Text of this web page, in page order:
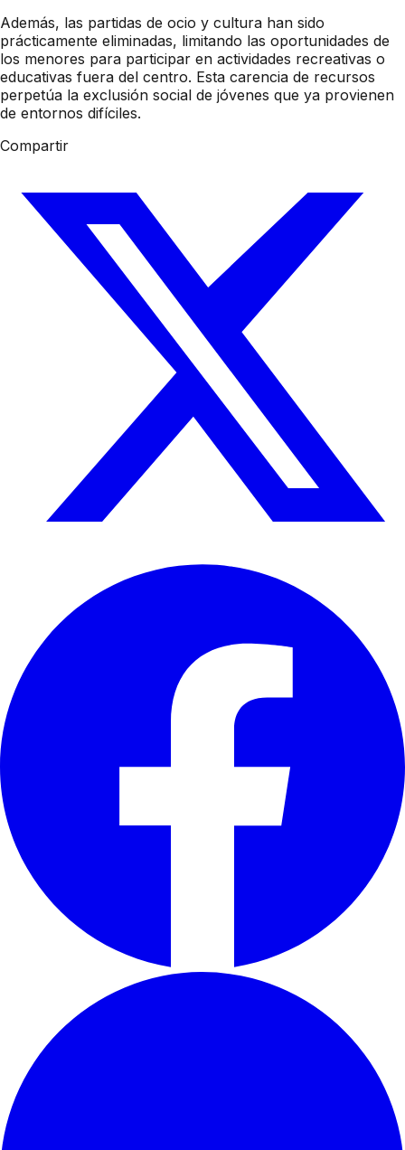
Además, las partidas de ocio y cultura han sido
prácticamente eliminadas, limitando las oportunidades de
los menores para participar en actividades recreativas o
educativas fuera del centro. Esta carencia de recursos
perpetúa la exclusión social de jóvenes que ya provienen
de entornos difíciles.
Compartir